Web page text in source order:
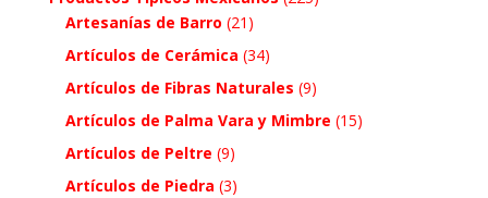
Artesanías de Barro (21)
Artículos de Cerámica (34)
Artículos de Fibras Naturales (9)
Artículos de Palma Vara y Mimbre (15)
Artículos de Peltre (9)
Artículos de Piedra (3)